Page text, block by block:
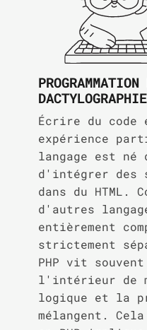
DACTYLOGRAPHIE
Écrire du code
expérience
langage est né
d'intégrer des
dans du HTML.
d'autres
entièrement
strictement
PHP vit
l'intérieur de
logique et la
mélangent.